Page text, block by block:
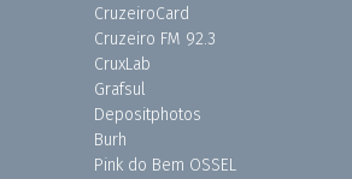
CruzeiroCard
Cruzeiro FM 92.3
CruxLab
Grafsul
Depositphotos
Burh
Pink do Bem OSSEL